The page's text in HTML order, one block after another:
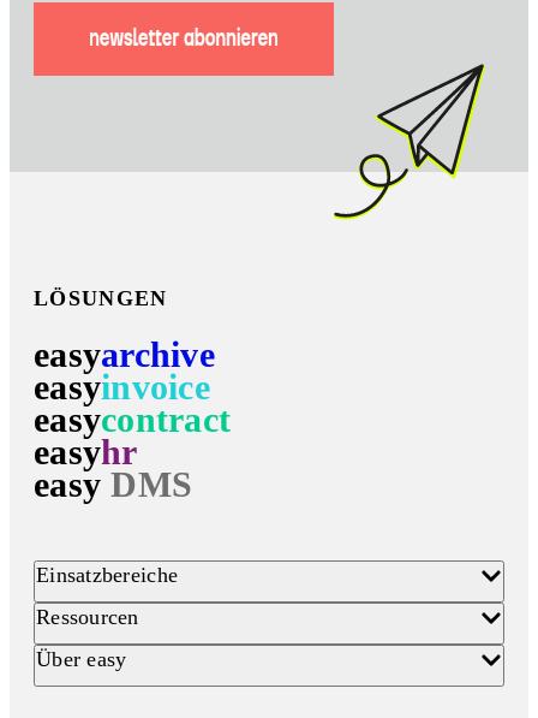
LÖSUNGEN
easyarchive
easyinvoice
easycontract
easyhr
easy DMS
Einsatzbereiche
Ressourcen
Über easy